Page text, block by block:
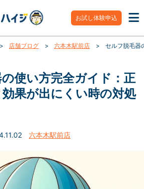
お試し体験申込
> 店舗ブログ > 六本木駅前店 > セルフ脱毛器
使い方完全ガイド：正
果が出にくい時の対処
六本木駅前店